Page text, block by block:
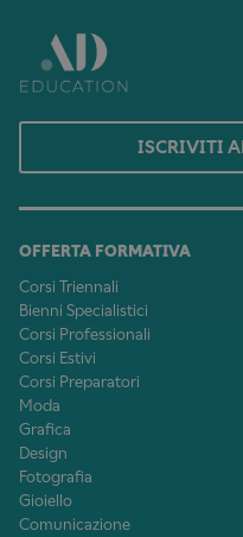
ISCRIVITI
OFFERTA FORMATIVA
Corsi Triennali
Bienni Specialistici
Corsi Professionali
Corsi Estivi
Corsi Preparatori
Moda
Grafica
Design
Fotografia
Gioiello
Comunicazione